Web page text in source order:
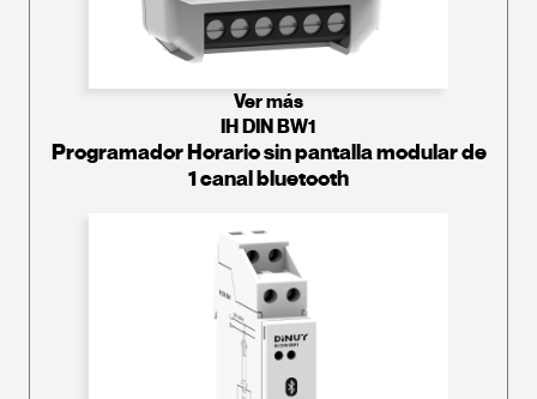
Ver más
IH DIN BW1
Programador Horario sin pantalla modular de
1 canal bluetooth